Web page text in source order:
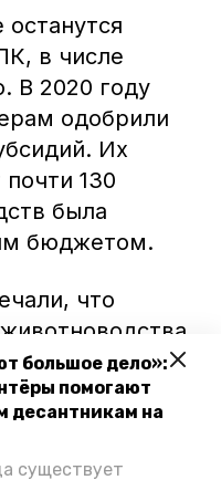
большое дело»:
помогают
десантникам на
существует
в числе
В 2020 году
одобрили
Их
130
была
бюджетом.
что
рынков